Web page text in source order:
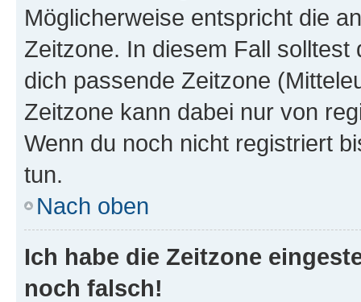
Möglicherweise entspricht die
Zeitzone. In diesem Fall solltest
dich passende Zeitzone
Zeitzone kann dabei nur von
Wenn du noch nicht registriert
tun.
Nach oben
Ich habe die Zeitzone
noch falsch!